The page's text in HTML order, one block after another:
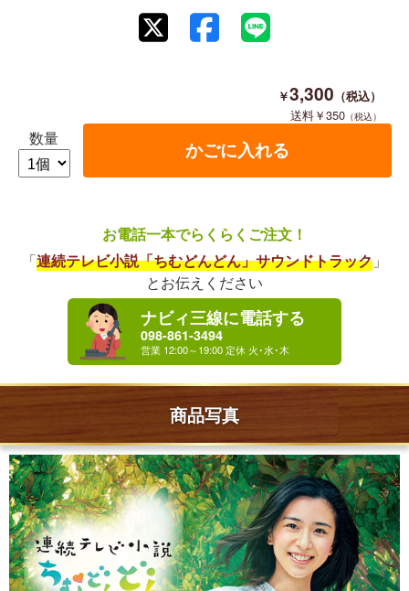
3,300
350
数量
お電話一本でらくらくご注文！
「連続テレビ小説「ちむどんどん」サウンドトラック 」
とお伝えください
ナビィ三線に電話する
098-861-3494
商品写真